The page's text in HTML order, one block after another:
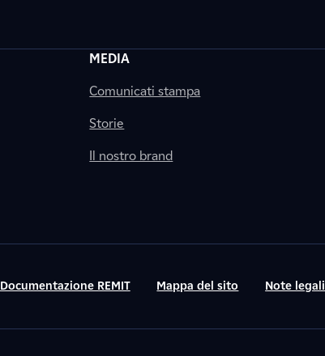
MEDIA
Comunicati stampa
Storie
Il nostro brand
Documentazione REMIT Mappa del sito Note legali